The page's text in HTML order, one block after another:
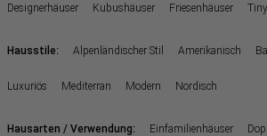
Designerhäuser Kubushäuser Friesenhäuser
Hausstile: Alpenländischer Stil Amerikanisch
Luxuriös Mediterran Modern Nordisch
Hausarten / Verwendung: Einfamilienhäuser